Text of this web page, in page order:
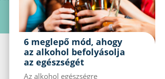
6 meglepő mód, ahogy
az alkohol befolyásolja
az egészségét
Az alkohol egészségre